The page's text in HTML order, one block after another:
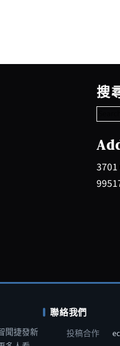
搜
e
a
c
h
聞捷發新
聯絡我們
投稿合作